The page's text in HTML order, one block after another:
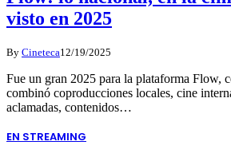
visto en 2025
By Cineteca12/19/2025
Fue un gran 2025 para la plataforma Flow,
combinó coproducciones locales, cine
aclamadas, contenidos…
EN STREAMING